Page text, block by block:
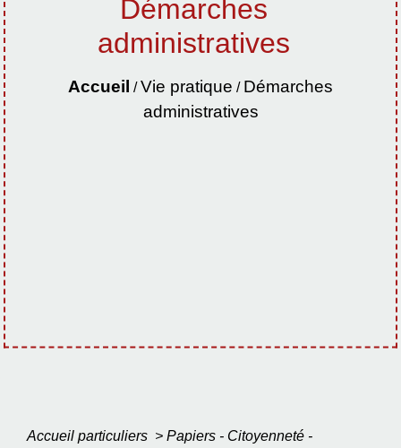
Démarches
administratives
Accueil /Vie pratique / Démarches
administratives
Accueil particuliers > Papiers - Citoyenneté -